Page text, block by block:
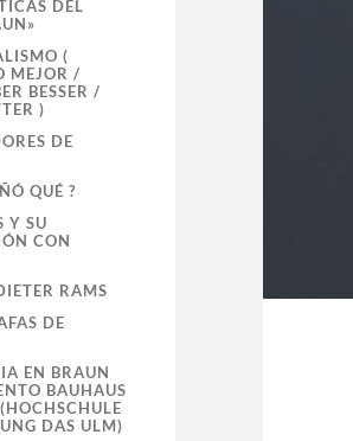
DEL
(
MEJOR /
BESSER /
)
DE
QUÉ ?
Y SU
CON
RAMS
DE
EN BRAUN
BAUHAUS
DAS ULM)